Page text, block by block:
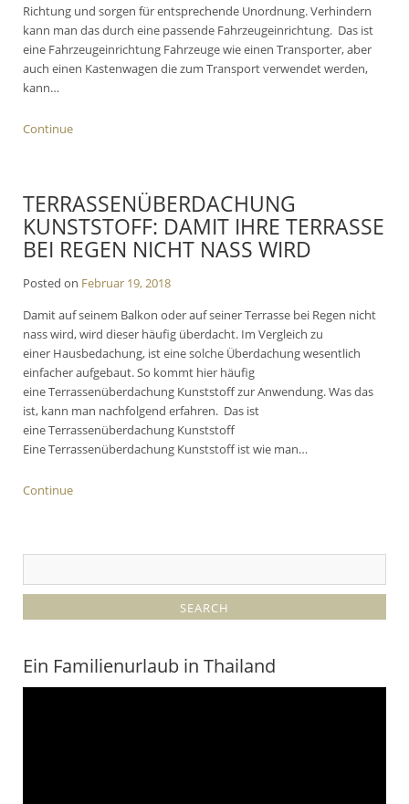
Richtung und sorgen für entsprechende Unordnung. Verhindern
kann man das durch eine passende Fahrzeugeinrichtung. Das ist
eine Fahrzeugeinrichtung Fahrzeuge wie einen Transporter, aber
auch einen Kastenwagen die zum Transport verwendet werden,
kann…
Continue
TERRASSENÜBERDACHUNG
KUNSTSTOFF: DAMIT IHRE TERRASSE
BEI REGEN NICHT NASS WIRD
Posted on Februar 19, 2018
Damit auf seinem Balkon oder auf seiner Terrasse bei Regen nicht
nass wird, wird dieser häufig überdacht. Im Vergleich zu
einer Hausbedachung, ist eine solche Überdachung wesentlich
einfacher aufgebaut. So kommt hier häufig
eine Terrassenüberdachung Kunststoff zur Anwendung. Was das
ist, kann man nachfolgend erfahren. Das ist
eine Terrassenüberdachung Kunststoff
Eine Terrassenüberdachung Kunststoff ist wie man…
Continue
Ein Familienurlaub in Thailand